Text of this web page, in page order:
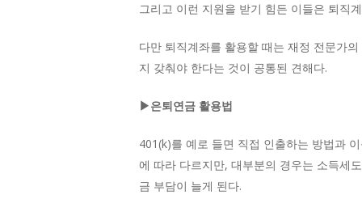
그리고 이런 지원을 받기 힘든 이들은 퇴직
다만 퇴직계좌를 활용할 때는 재정 전문가
지 갖춰야 한다는 것이 공통된 견해다.
▶은퇴연금 활용법
401(k)를 예로 들면 직접 인출하는 방법과
에 따라 다르지만, 대부분의 경우는 소득세
금 부담이 늘게 된다.